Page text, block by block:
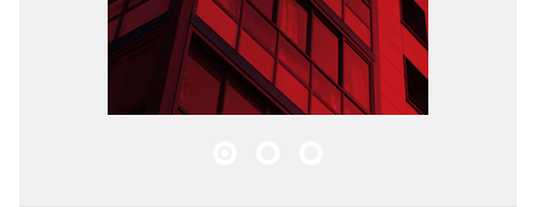
lugar Calzada de los Fuertes y
oriente conjunto El Calvario,
Alto